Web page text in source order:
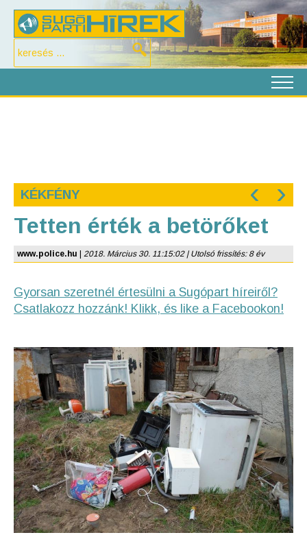
KÉKFÉNY ‹ ›
Tetten érték a betörőket
www.police.hu 2018. Március 30. 11:15:02 | Utolsó frissítés: 8 év
Gyorsan szeretnél értesülni a Sugópart híreiről?
Csatlakozz hozzánk! Klikk, és like a Facebookon!